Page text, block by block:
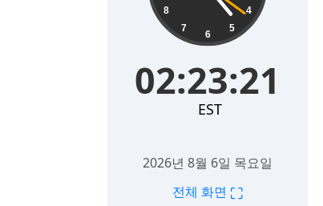
4
5
6
7
8
02:23:22
EST
2026년 8월 6일 목요일
전체 화면 ⛶